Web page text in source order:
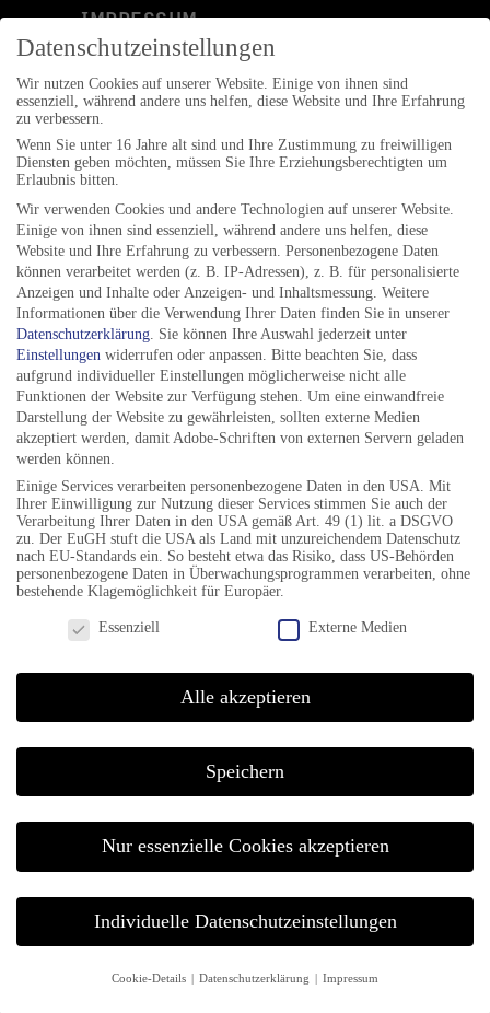
IMPRESSUM
KONTAKT
Folgen Sie uns auf:
ANSCHRIFT
Jazzfestival Göttingen e.V.
Postfach 2309
37013 Göttingen
BÜROZEITEN
Do 17-19 Uhr
Fr 10-12 Uhr
TELEFON & FAX
info@jazzfestival-goettingen.de
© BASTA WERBEAGENTUR GMBH
Datenschutzeinstellungen
Wir nutzen Cookies auf unserer Website. Einige von ihnen sind
essenziell, während andere uns helfen, diese Website und Ihre Erfahrung
zu verbessern.
Wenn Sie unter 16 Jahre alt sind und Ihre Zustimmung zu freiwilligen
Diensten geben möchten, müssen Sie Ihre Erziehungsberechtigten um
Erlaubnis bitten.
Wir verwenden Cookies und andere Technologien auf unserer Website.
Einige von ihnen sind essenziell, während andere uns helfen, diese
Website und Ihre Erfahrung zu verbessern. Personenbezogene Daten
können verarbeitet werden (z. B. IP-Adressen), z. B. für personalisierte
Anzeigen und Inhalte oder Anzeigen- und Inhaltsmessung. Weitere
Informationen über die Verwendung Ihrer Daten finden Sie in unserer
Datenschutzerklärung Sie können Ihre Auswahl jederzeit unter
Einstellungen widerrufen oder anpassen. Bitte beachten Sie, dass
aufgrund individueller Einstellungen möglicherweise nicht alle
Funktionen der Website zur Verfügung stehen. Um eine einwandfreie
Darstellung der Website zu gewährleisten, sollten externe Medien
akzeptiert werden, damit Adobe-Schriften von externen Servern geladen
werden können.
Einige Services verarbeiten personenbezogene Daten in den USA. Mit
Ihrer Einwilligung zur Nutzung dieser Services stimmen Sie auch der
Verarbeitung Ihrer Daten in den USA gemäß Art. 49 (1) lit. a DSGVO
zu. Der EuGH stuft die USA als Land mit unzureichendem Datenschutz
nach EU-Standards ein. So besteht etwa das Risiko, dass US-Behörden
personenbezogene Daten in Überwachungsprogrammen verarbeiten, ohne
bestehende Klagemöglichkeit für Europäer.
Datenschutzeinstellungen
Essenziell Externe Medien
Alle akzeptieren
Speichern
Nur essenzielle Cookies akzeptieren
Individuelle Datenschutzeinstellungen
Cookie-Details Datenschutzerklärung Impressum